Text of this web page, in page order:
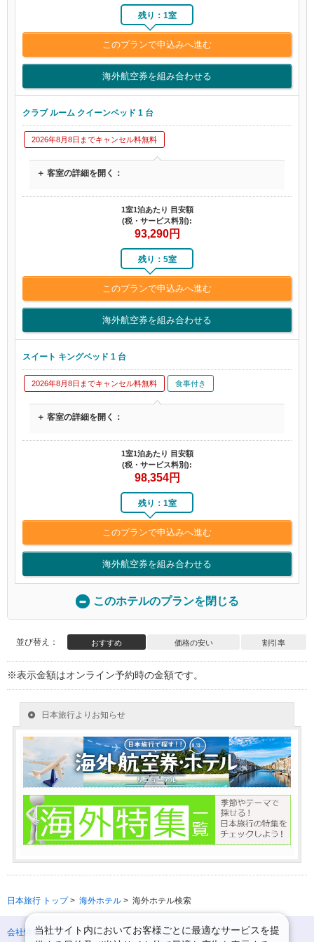
残り：1室
このプランで申込みへ進む
海外航空券を組み合わせる
クラブ ルーム クイーンベッド 1 台
2026年8月8日までキャンセル料無料
＋ 客室の詳細を開く：
1室1泊あたり 目安額
(税・サービス料別):
93,290円
残り：5室
このプランで申込みへ進む
海外航空券を組み合わせる
スイート キングベッド 1 台
2026年8月8日までキャンセル料無料 食事付き
＋ 客室の詳細を開く：
1室1泊あたり 目安額
(税・サービス料別):
98,354円
残り：1室
このプランで申込みへ進む
海外航空券を組み合わせる
このホテルのプランを閉じる
並び替え： おすすめ 価格の安い 割引率
※表示金額はオンライン予約時の金額です。
日本旅行 トップ> 海外ホテル > 海外ホテル検索
会社情報 プライバシーポリシー
当社サイト内においてお客様ごとに最適なサービスを提